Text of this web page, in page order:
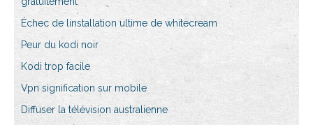
Échec de linstallation ultime de whitecream
Peur du kodi noir
Kodi trop facile
Vpn signification sur mobile
Diffuser la télévision australienne